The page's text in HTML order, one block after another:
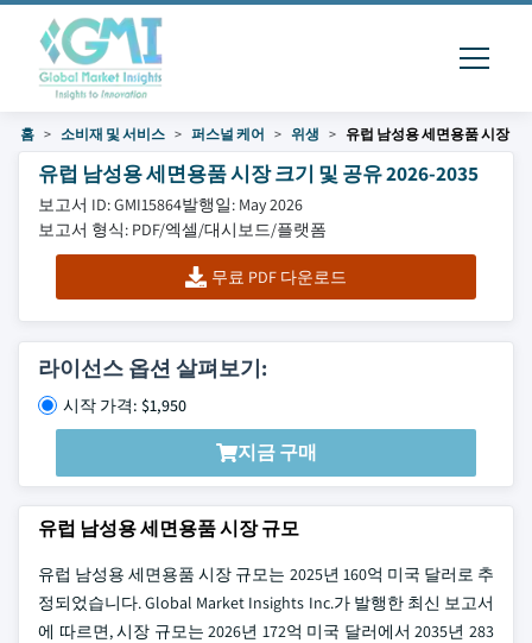
홈 소비재 및 서비스 퍼스널 케어 위생 유럽 남성용 세면용품 시장
유럽 남성용 세면용품 시장 크기 및 공유 2026-2035
보고서 ID: GMI15864발행일: May 2026
보고서 형식: PDF/엑셀/대시보드/플랫폼
무료 PDF 다운로드
라이선스 옵션 살펴보기:
시작 가격: $1,950
지금 구매
유럽 남성용 세면용품 시장 규모
유럽 남성용 세면용품 시장 규모는 2025년 160억 미국 달러로 추
정되었습니다. Global Market Insights Inc.가 발행한 최신 보고서
에 따르면, 시장 규모는 2026년 172억 미국 달러에서 2035년 283